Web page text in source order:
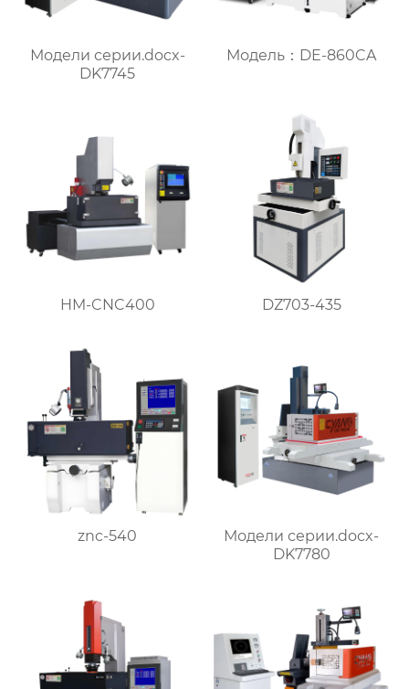
Модели серии.docx-
DK7745
Модель：DE-860CA
HM-CNC400 DZ703-435
znc-540
Модели серии.docx-
DK7780